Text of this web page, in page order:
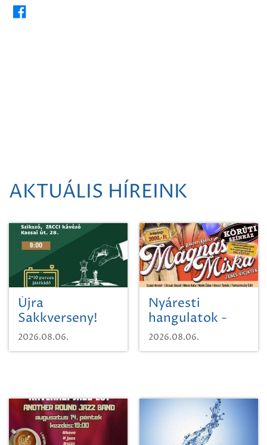
AKTUÁLIS HÍREINK
Újra
Sakkverseny!
2026.08.06.
Nyáresti
hangulatok -
Mágnás Miska
2026.08.06.